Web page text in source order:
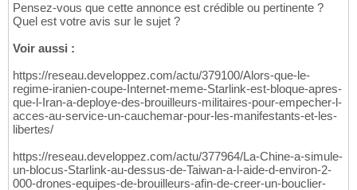
Pensez-vous que cette annonce est crédible ou pertinente ?
Quel est votre avis sur le sujet ?
Voir aussi :
https://reseau.developpez.com/actu/379100/Alors-que-le-
regime-iranien-coupe-Internet-meme-Starlink-est-bloque-apres-
que-l-Iran-a-deploye-des-brouilleurs-militaires-pour-empecher-l-
acces-au-service-un-cauchemar-pour-les-manifestants-et-les-
libertes/
https://reseau.developpez.com/actu/377964/La-Chine-a-simule-
un-blocus-Starlink-au-dessus-de-Taiwan-a-l-aide-d-environ-2-
000-drones-equipes-de-brouilleurs-afin-de-creer-un-bouclier-